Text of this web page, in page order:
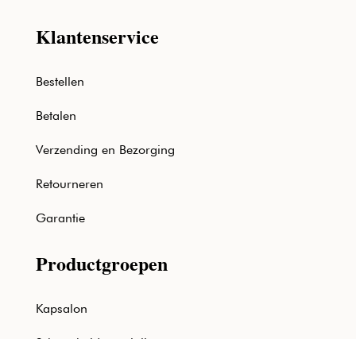
Klantenservice
Bestellen
Betalen
Verzending en Bezorging
Retourneren
Garantie
Productgroepen
Kapsalon